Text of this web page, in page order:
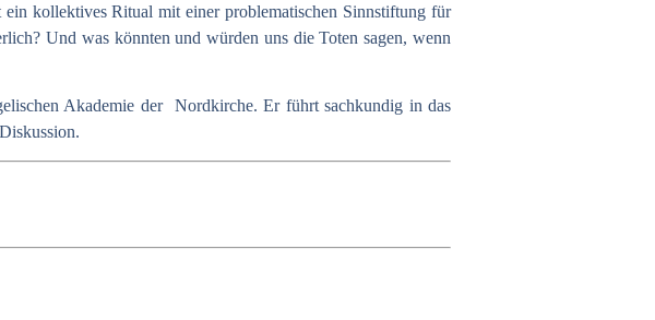
kollektives Ritual mit einer problematischen Sinnstiftung für
Und was könnten und würden uns die Toten sagen, wenn
Akademie der Nordkirche. Er führt sachkundig in das